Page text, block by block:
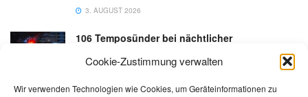
Cookie-Zustimmung verwalten
Wir verwenden Technologien wie Cookies, um Geräteinformationen zu
3. AUGUST 2026
106 Temposünder bei nächtlicher